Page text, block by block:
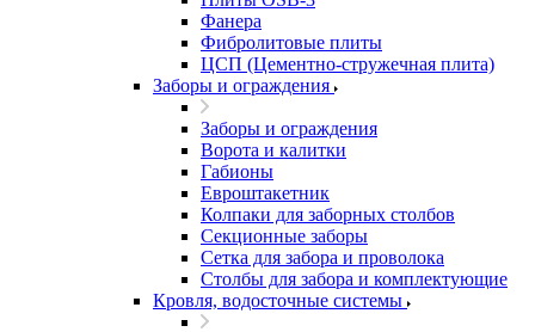
Фанера
Фибролитовые плиты
ЦСП (Цементно-стружечная плита)
Заборы и ограждения
Заборы и ограждения
Ворота и калитки
Габионы
Евроштакетник
Колпаки для заборных столбов
Секционные заборы
Сетка для забора и проволока
Столбы для забора и комплектующие
Кровля, водосточные системы